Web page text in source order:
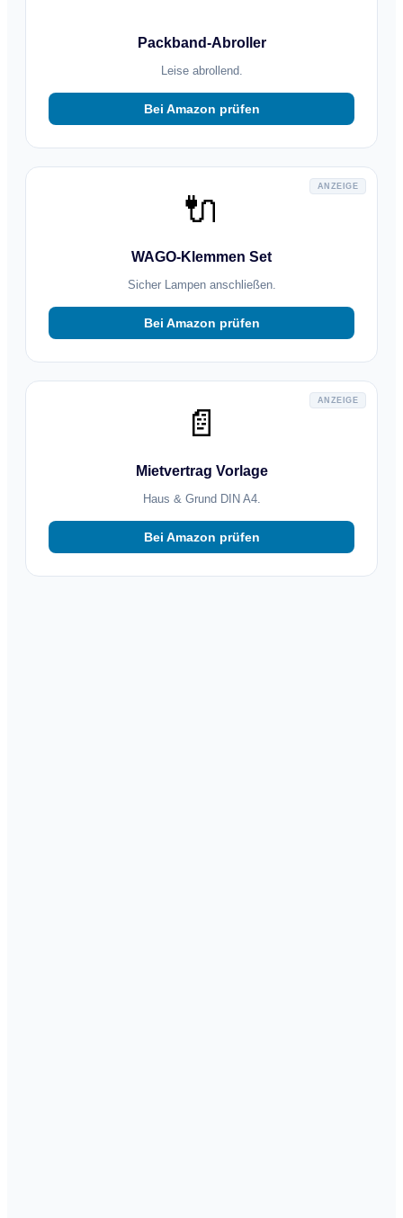
Packband-Abroller
Leise abrollend.
Bei Amazon prüfen
ANZEIGE
🔌
WAGO-Klemmen Set
Sicher Lampen anschließen.
Bei Amazon prüfen
ANZEIGE
📄
Mietvertrag Vorlage
Haus & Grund DIN A4.
Bei Amazon prüfen